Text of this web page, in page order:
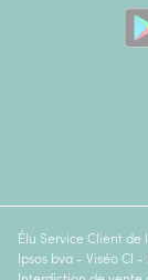
Élu Service Client
Ipsos bva - Viséo CI